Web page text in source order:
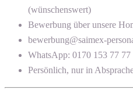
(wünschenswert)
Bewerbung über unsere
bewerbung@saimex-
WhatsApp: 0170 153 77 77
Persönlich, nur in